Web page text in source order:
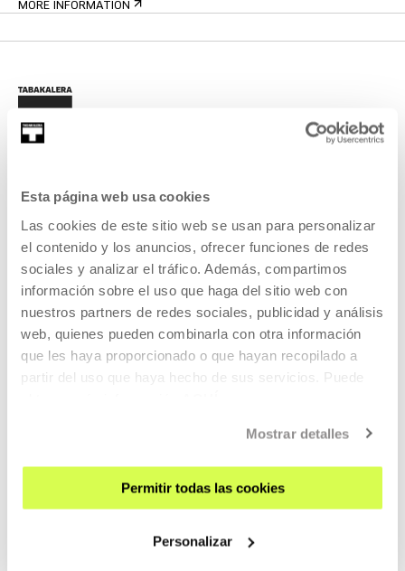
Esta página web usa cookies
Las cookies de este sitio web se usan para personalizar
el contenido y los anuncios, ofrecer funciones de redes
sociales y analizar el tráfico. Además, compartimos
información sobre el uso que haga del sitio web con
nuestros partners de redes sociales, publicidad y análisis
web, quienes pueden combinarla con otra información
que les haya proporcionado o que hayan recopilado a
partir del uso que haya hecho de sus servicios. Puede
Mostrar detalles
Permitir todas las cookies
Personalizar
MORE INFORMATION
UPCOMING EVENTS
CONTACT AND OPENING TIMES
GETTING HERE
GUIDED TOURS